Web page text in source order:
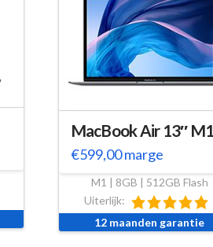
MacBook Air 13″ M1
€599,00marge
M1 | 8GB | 512GB Flash
Uiterlijk:
12 maanden garantie